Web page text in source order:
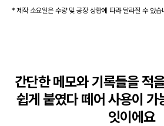
* 제작 소요일은 수량 및 공장 상황에 따라 달라질 수 있습
간단한 메모와 기록들을 적
쉽게 붙였다 떼어 사용이 가
잇이에요